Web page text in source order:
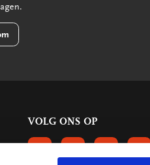
VOLG ONS OP
VOLGS ONS OP
VOLG ONS OP
VOLG